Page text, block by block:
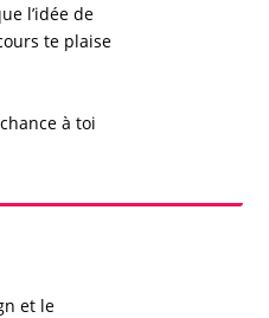
l’idée de
te plaise
à toi
et le